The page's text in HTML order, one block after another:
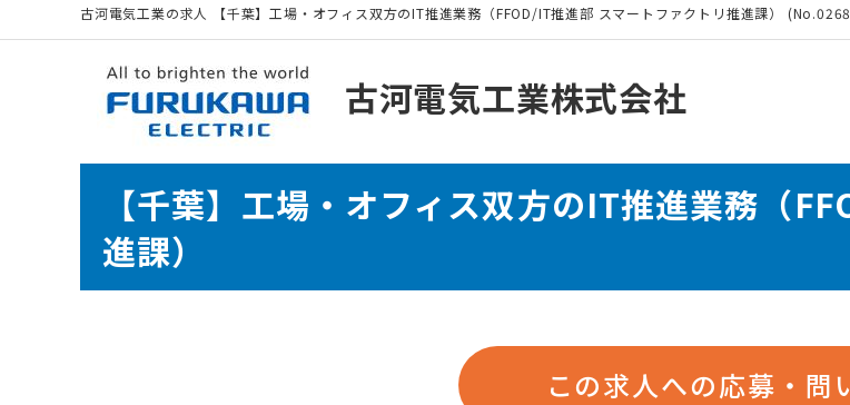
古河電気工業の求人 【千葉】工場・オフィス双方のIT推進業務（FFOD/IT推進部 スマートファクトリ推進課）
古河電気工業株式会社
【千葉】工場・オフィス双方のIT推進業務（
進課）
この求人への応募・問